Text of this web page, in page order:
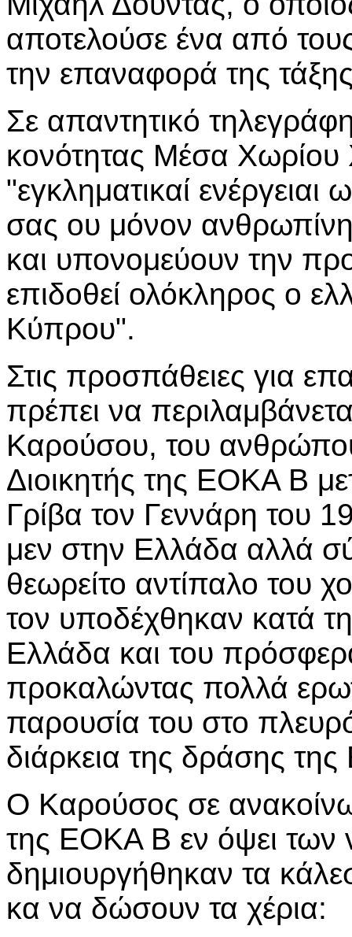
αποτελούσε ένα από
την επαναφορά της
Σε απαντητικό
κονότητας Μέσα Χωρίου
"εγκληματικαί
σας ου μόνον
και υπονομεύουν την
επιδοθεί ολόκληρος ο
Κύπρου".
Στις προσπάθειες για
πρέπει να
Καρούσου, του
Διοικητής της ΕΟΚΑ Β
Γρίβα τον Γεννάρη του
μεν στην Ελλάδα αλλά
θεωρείτο αντίπαλο του
τον υποδέχθηκαν κατά
Ελλάδα και του
προκαλώντας πολλά
παρουσία του στο
διάρκεια της δράσης
Ο Καρούσος σε
της ΕΟΚΑ Β εν όψει
δημιουργήθηκαν τα
κα να δώσουν τα χέρια: